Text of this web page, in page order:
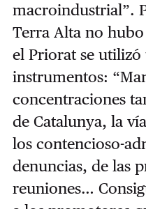
macroindustrial”.
Terra Alta no
el Priorat se
instrumentos:
concentraciones
de Catalunya, la
los contencioso-
denuncias, de las
reuniones…